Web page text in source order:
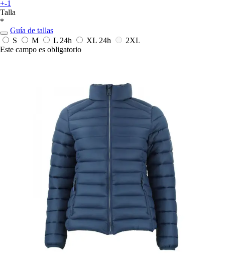
+-1
Talla
*
Guía de tallas
S
M L 24h XL 24h
2XL
Este campo es obligatorio